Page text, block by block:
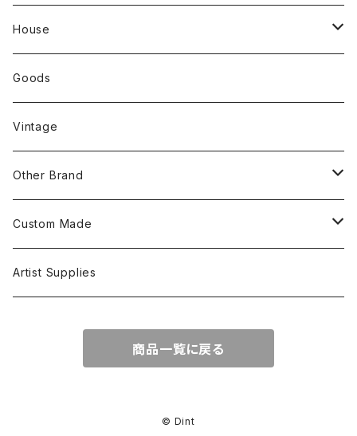
House
Tops
Tanktop
S/S Shirts
Head Wear
Pants
Goods
Vintage
Other Brand
Tops
Hoodie
Head Wear
Custom Made
Tops
Artist Supplies
商品一覧に戻る
© Dint